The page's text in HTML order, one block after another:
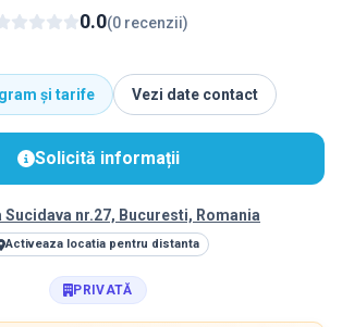
0.0(0 recenzii)
și tarife Vezi date contact
Solicită informații
Sucidava nr.27, Bucuresti, Romania
Activeaza locatia pentru distanta
PRIVATĂ